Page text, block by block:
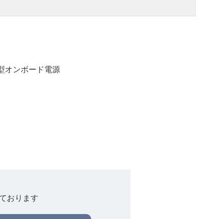
オンボード電源
おります